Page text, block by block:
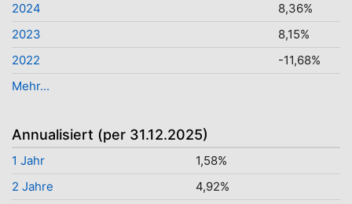
2024
8,36%
2023
8,15%
2022
-11,68%
Mehr...
Annualisiert (per 31.12.2025)
1 Jahr
1,58%
2 Jahre
4,92%